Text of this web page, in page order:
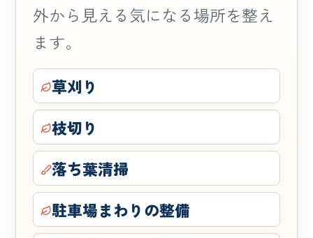
外から見える気になる場所を整え
ます。
草刈り
枝切り
落ち葉清掃
駐車場まわりの整備